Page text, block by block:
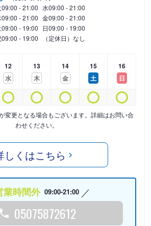
09:00 - 21:00 水09:00 - 21:00
09:00 - 21:00 金09:00 - 21:00
09:00 - 19:00 日09:00 - 19:00
09:00 - 19:00 （定休日）なし
12
水
13
木
14
金
15
土
16
日
変更となる場合もございます。詳細はお問い合
わせください。
しくはこちら
業時間外 09:00-21:00
05075872612